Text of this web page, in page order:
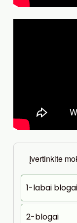
Įvertinkite
1-labai blogai
2-blogai